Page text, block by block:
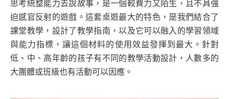
思考統整能力去說故事，是一個較費力又陌生，且不具強
迫感官反射的遊戲。這套桌遊最大的特色，是我們結合了
課堂教學，設計了教學指南，以及它可以融入的學習領域
與能力指標，讓這個材料的使用效益發揮到最大。針對
低、中、高年齡的孩子有不同的教學活動設計，人數多的
大團體或班級也有活動可以因應。